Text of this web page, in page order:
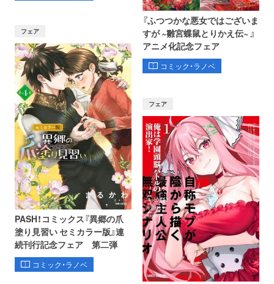
フェア
PASH！コミックス『異郷の爪
塗り見習い セミカラー版』連
続刊行記念フェア 第二弾
コミック・ラノベ
『ふつつかな悪女ではございま
すが ~雛宮蝶鼠とりかえ伝~ 』
アニメ化記念フェア
コミック・ラノベ
フェア